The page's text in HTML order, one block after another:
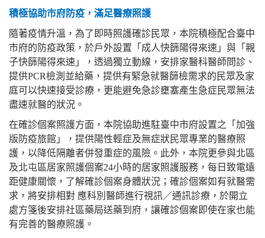
積極協助市府防疫，滿足醫療照護
隨著疫情升溫，為了即時照護確診民眾，本院積極配合臺中
市府的防疫政策，於戶外設置「成人快篩陽得來速」與「親
子快篩陽得來速」，透過獨立動線，安排家醫科醫師問診、
提供PCR檢測並給藥，提供有緊急就醫篩檢需求的民眾及家
庭可以快速接受診療，更能避免急診壅塞產生急症民眾無法
盡速就醫的狀況。
在確診個案照護方面，本院協助進駐臺中市府設置之「加強
版防疫旅館」，提供陽性輕症及無症狀民眾專業的醫療照
護，以降低隔離者併發重症的風險。此外，本院更參與北區
及北屯區居家照護個案24小時的居家照護服務，每日致電遠
距健康關懷，了解確診個案身體狀況；確診個案如有就醫需
求，將安排相對 應科別醫師進行視訊／通訊診療，於開立
處方箋後安排社區藥局送藥到府，讓確診個案即使在家也能
有完善的醫療照護。